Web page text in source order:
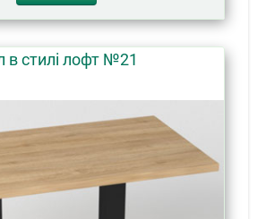
в стилі лофт №21